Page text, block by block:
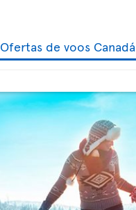
Ofertas de voos Canadá